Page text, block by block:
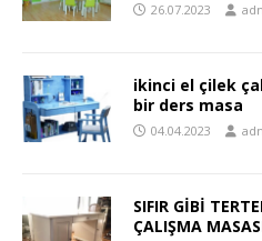
26.07.2023
ikinci el çilek
bir ders masa
04.04.2023
SIFIR GİBİ
ÇALIŞMA